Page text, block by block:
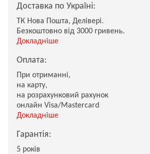
Доставка по Україні:
ТК Нова Пошта, Делівері.
Безкоштовно від 3000 гривень.
Докладніше
Оплата:
При отриманні,
на карту,
на розрахунковий рахунок
онлайн Visa/Mastercard
Докладніше
Гарантія:
5 років